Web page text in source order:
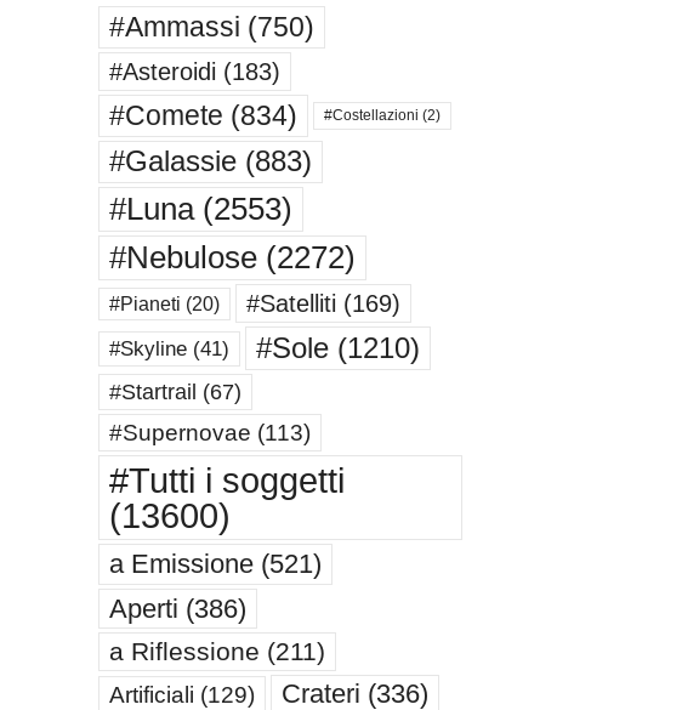
#Ammassi (750)
#Asteroidi (183)
#Comete (834) #Costellazioni (2)
#Galassie(883)
#Luna(2553)
#Nebulose(2272)
#Pianeti (20) #Satelliti (169)
#Skyline(41) #Sole(1210)
#Startrail (67)
#Supernovae (113)
#Tutti i soggetti
(13600)
a Emissione(521)
Aperti (386)
a Riflessione (211)
Artificiali (129) Crateri (336)